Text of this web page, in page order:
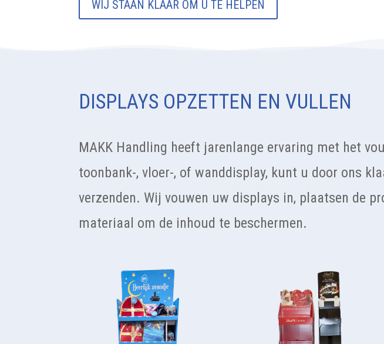
WIJ STAAN KLAAR OM U TE HELPEN
DISPLAYS OPZETTEN EN VULLEN
MAKK Handling heeft jarenlange ervaring met het
toonbank-, vloer-, of wanddisplay, kunt u door ons
verzenden. Wij vouwen uw displays in, plaatsen de
materiaal om de inhoud te beschermen.